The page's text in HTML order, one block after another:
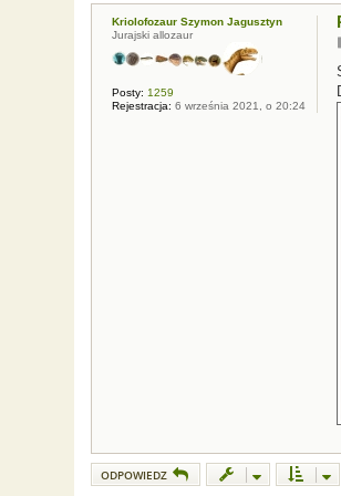
Kriolofozaur Szymon Jagusztyn
Jurajski allozaur
Posty: 1259
Rejestracja: 6 września 2021, o 20:24
ODPOWIEDZ